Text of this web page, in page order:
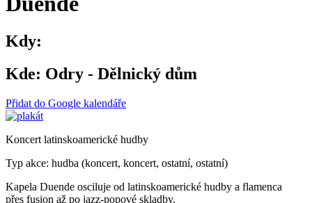
Kdy:
Kde: Odry - Dělnický dům
Přidat do Google kalendáře
Koncert latinskoamerické hudby
Typ akce: hudba (koncert, koncert, ostatní, ostatní)
Kapela Duende osciluje od latinskoamerické hudby a flamenca
přes fusion až po jazz-popové skladby.